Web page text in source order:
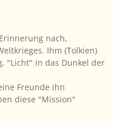
nach,
Ihm (Tolkien)
"Licht" in das Dunkel der
Freunde ihn
diese "Mission"